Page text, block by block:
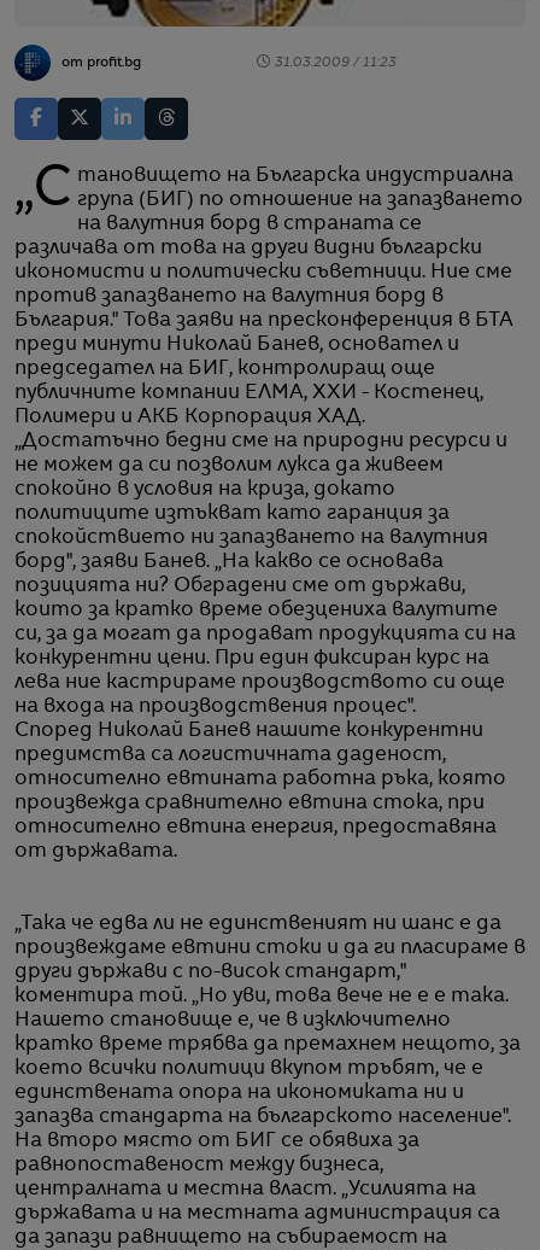
от profit.bg 31.03.2009 / 11:23
„Становището на Българска индустриална група (БИГ) по отношение на запазването
на валутния борд в страната се
различава от това на други видни български
икономисти и политически съветници. Ние сме
против запазването на валутния борд в
България." Това заяви на пресконференция в БТА
преди минути Николай Банев, основател и
председател на БИГ, контролиращ още
публичните компании ЕЛМА, ХХИ - Костенец,
Полимери и АКБ Корпорация ХАД.
„Достатъчно бедни сме на природни ресурси и
не можем да си позволим лукса да живеем
спокойно в условия на криза, докато
политиците изтъкват като гаранция за
спокойствието ни запазването на валутния
борд", заяви Банев. „На какво се основава
позицията ни? Обградени сме от държави,
които за кратко време обезцениха валутите
си, за да могат да продават продукцията си на
конкурентни цени. При един фиксиран курс на
лева ние кастрираме производството си още
на входа на производствения процес".
Според Николай Банев нашите конкурентни
предимства са логистичната даденост,
относително евтината работна ръка, която
произвежда сравнително евтина стока, при
относително евтина енергия, предоставяна
от държавата.
„Така че едва ли не единственият ни шанс е да
произвеждаме евтини стоки и да ги пласираме в
други държави с по-висок стандарт,"
коментира той. „Но уви, това вече не е е така.
Нашето становище е, че в изключително
кратко време трябва да премахнем нещото, за
което всички политици вкупом тръбят, че е
единствената опора на икономиката ни и
запазва стандарта на българското население".
На второ място от БИГ се обявиха за
равнопоставеност между бизнеса,
централната и местна власт. „Усилията на
държавата и на местната администрация са
да запази равнището на събираемост на